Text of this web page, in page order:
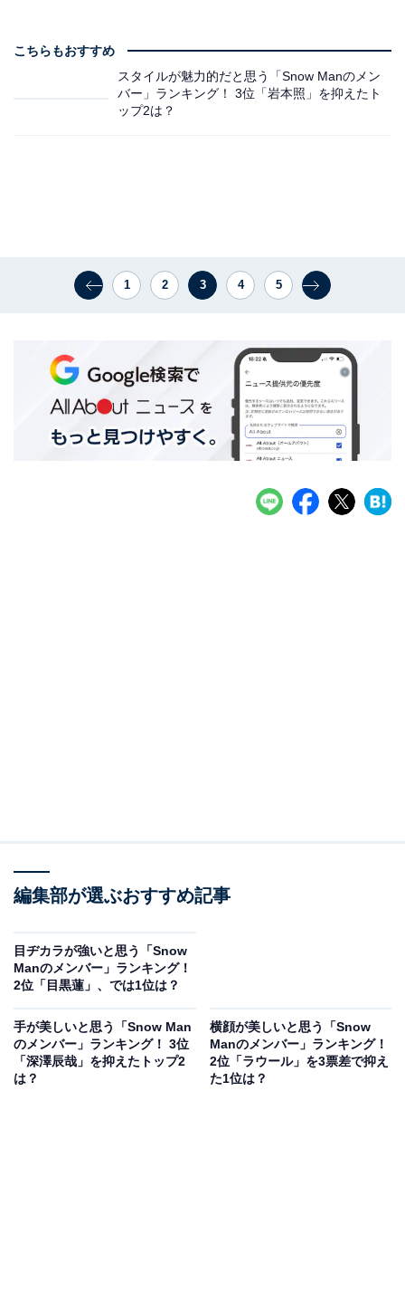
こちらもおすすめ
スタイルが魅力的だと思う「Snow Manのメン
バー」ランキング！ 3位「岩本照」を抑えたト
ップ2は？
1 2 3 4 5
編集部が選ぶおすすめ記事
目ヂカラが強いと思う「Snow
Manのメンバー」ランキング！
2位「目黒蓮」、では1位は？
手が美しいと思う「Snow Man
のメンバー」ランキング！ 3位
「深澤辰哉」を抑えたトップ2
は？
横顔が美しいと思う「Snow
Manのメンバー」ランキング！
2位「ラウール」を3票差で抑え
た1位は？